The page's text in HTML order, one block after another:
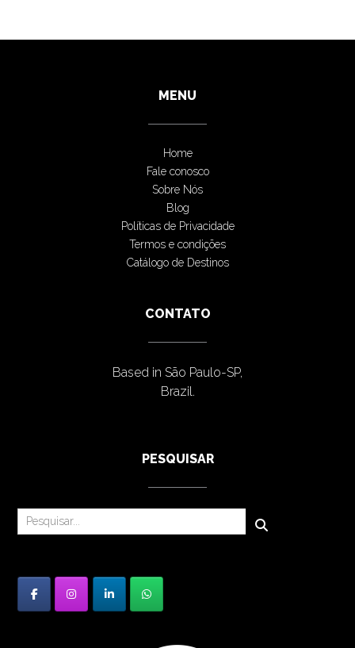
MENU
Home
Fale conosco
Sobre Nós
Blog
Políticas de Privacidade
Termos e condições
Catálogo de Destinos
CONTATO
Based in São Paulo-SP,
Brazil.
PESQUISAR